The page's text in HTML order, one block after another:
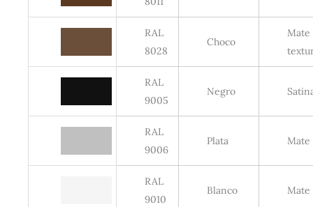
RAL
8028
Choco
Mate
RAL
9005
Negro
RAL
9006
Plata Mate
RAL
9010
Blanco Mate